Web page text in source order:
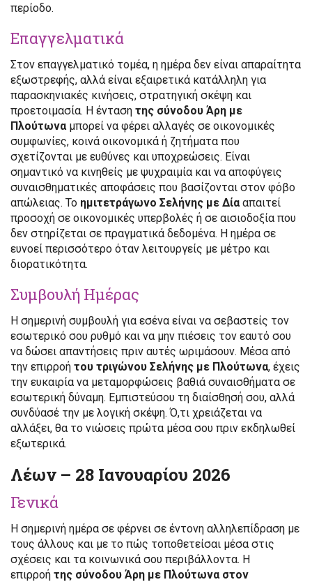
περίοδο.
Επαγγελματικά
Στον επαγγελματικό τομέα, η ημέρα δεν είναι απαραίτητα
εξωστρεφής, αλλά είναι εξαιρετικά κατάλληλη για
παρασκηνιακές κινήσεις, στρατηγική σκέψη και
προετοιμασία. Η ένταση της σύνοδου Άρη με
Πλούτωναμπορεί να φέρει αλλαγές σε οικονομικές
συμφωνίες, κοινά οικονομικά ή ζητήματα που
σχετίζονται με ευθύνες και υποχρεώσεις. Είναι
σημαντικό να κινηθείς με ψυχραιμία και να αποφύγεις
συναισθηματικές αποφάσεις που βασίζονται στον φόβο
απώλειας. Το ημιτετράγωνο Σελήνης με Δίααπαιτεί
προσοχή σε οικονομικές υπερβολές ή σε αισιοδοξία που
δεν στηρίζεται σε πραγματικά δεδομένα. Η ημέρα σε
ευνοεί περισσότερο όταν λειτουργείς με μέτρο και
διορατικότητα.
Συμβουλή Ημέρας
Η σημερινή συμβουλή για εσένα είναι να σεβαστείς τον
εσωτερικό σου ρυθμό και να μην πιέσεις τον εαυτό σου
να δώσει απαντήσεις πριν αυτές ωριμάσουν. Μέσα από
την επιρροή του τριγώνου Σελήνης με Πλούτωνα, έχεις
την ευκαιρία να μεταμορφώσεις βαθιά συναισθήματα σε
εσωτερική δύναμη. Εμπιστεύσου τη διαίσθησή σου, αλλά
συνδύασέ την με λογική σκέψη. Ό,τι χρειάζεται να
αλλάξει, θα το νιώσεις πρώτα μέσα σου πριν εκδηλωθεί
εξωτερικά.
Λέων – 28 Ιανουαρίου 2026
Γενικά
Η σημερινή ημέρα σε φέρνει σε έντονη αλληλεπίδραση με
τους άλλους και με το πώς τοποθετείσαι μέσα στις
σχέσεις και τα κοινωνικά σου περιβάλλοντα. Η
επιρροή της σύνοδου Άρη με Πλούτωνα στον